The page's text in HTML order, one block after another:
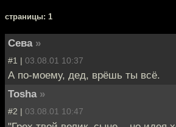
cтраницы: 1
Сева »
#1 | 03.08.01 10:37
А по-моему, дед, врёшь ты всё.
Tosha »
#2 | 03.08.01 10:47